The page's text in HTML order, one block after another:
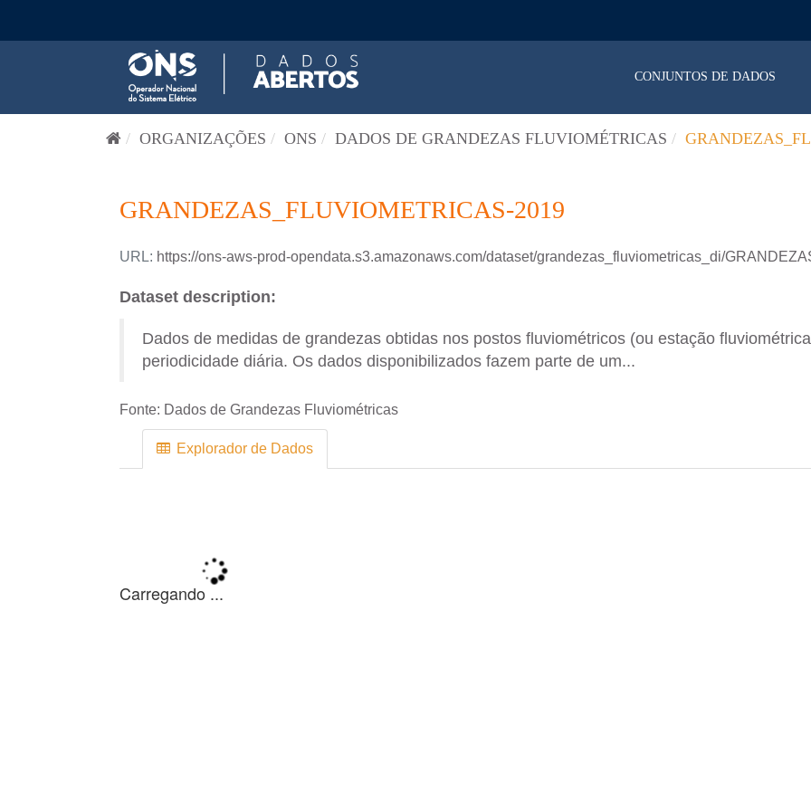
CONJUNTOS DE DADOS
ORGANIZAÇÕES ONS DADOS DE GRANDEZAS FLUVIOMÉTRICAS
GRANDEZAS_FLUVIOMETRICAS-2019
URL: https://ons-aws-prod-opendata.s3.amazonaws.com/dataset/grandezas_fluviometricas_di/
Dataset description:
Dados de medidas de grandezas obtidas nos postos fluviométricos (ou estação
periodicidade diária. Os dados disponibilizados fazem parte de um...
Fonte: Dados de Grandezas Fluviométricas
Explorador de Dados